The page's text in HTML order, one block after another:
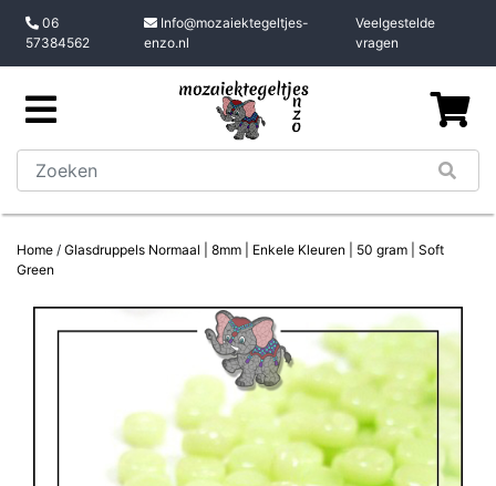
06
57384562
Info@mozaiektegeltjes-
enzo.nl
Veelgestelde
vragen
Home / Glasdruppels Normaal | 8mm | Enkele Kleuren | 50 gram | Soft
Green